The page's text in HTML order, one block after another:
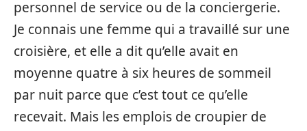
personnel de service ou de la conciergerie.
Je connais une femme qui a travaillé sur une
croisière, et elle a dit qu’elle avait en
moyenne quatre à six heures de sommeil
par nuit parce que c’est tout ce qu’elle
recevait. Mais les emplois de croupier de